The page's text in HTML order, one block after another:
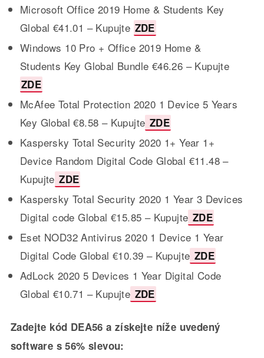
Microsoft Office 2019 Home & Students Key
Global €41.01 – Kupujte ZDE
Windows 10 Pro + Office 2019 Home &
Students Key Global Bundle €46.26 – Kupujte
ZDE
McAfee Total Protection 2020 1 Device 5 Years
Key Global €8.58 – Kupujte ZDE
Kaspersky Total Security 2020 1+ Year 1+
Device Random Digital Code Global €11.48 –
Kupujte ZDE
Kaspersky Total Security 2020 1 Year 3 Devices
Digital code Global €15.85 – Kupujte ZDE
Eset NOD32 Antivirus 2020 1 Device 1 Year
Digital Code Global €10.39 – Kupujte ZDE
AdLock 2020 5 Devices 1 Year Digital Code
Global €10.71 – Kupujte ZDE
Zadejte kód DEA56 a získejte níže uvedený
software s 56% slevou: